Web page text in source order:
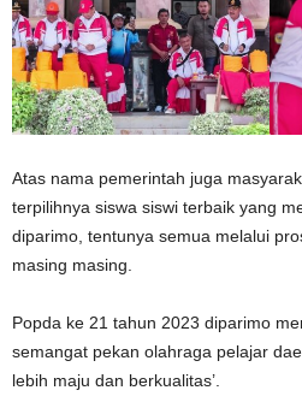
Atas nama pemerintah juga
terpilihnya siswa siswi terbaik yang
diparimo, tentunya semua melalui
masing masing.
Popda ke 21 tahun 2023 diparimo
semangat pekan olahraga pelajar
lebih maju dan berkualitas’.